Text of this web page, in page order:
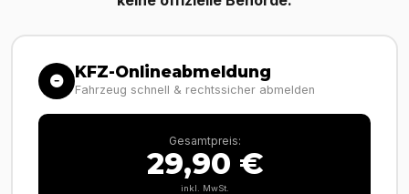
KFZ-Onlineabmeldung
Fahrzeug schnell & rechtssicher abmelden
Gesamtpreis:
29,90 €
inkl. MwSt.